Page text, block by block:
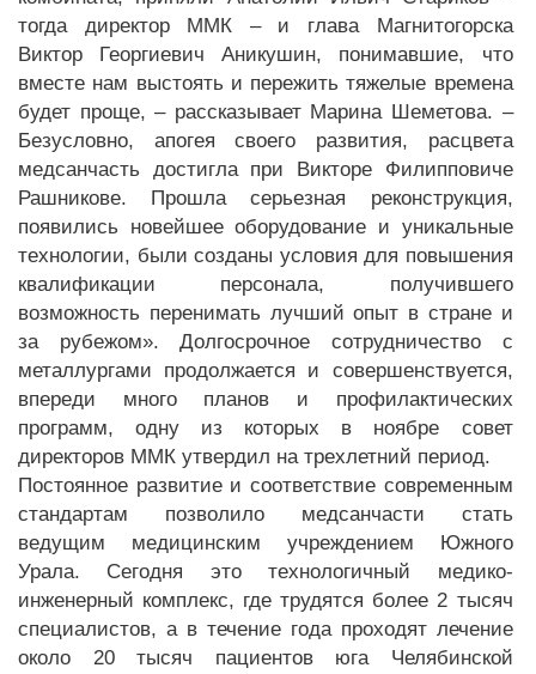
тогда директор ММК – и глава Магнитогорска
Виктор Георгиевич Аникушин, понимавшие, что
вместе нам выстоять и пережить тяжелые времена
будет проще, – рассказывает Марина Шеметова. –
Безусловно, апогея своего развития, расцвета
медсанчасть достигла при Викторе Филипповиче
Рашникове. Прошла серьезная реконструкция,
появились новейшее оборудование и уникальные
технологии, были созданы условия для повышения
квалификации персонала, получившего
возможность перенимать лучший опыт в стране и
за рубежом». Долгосрочное сотрудничество с
металлургами продолжается и совершенствуется,
впереди много планов и профилактических
программ, одну из которых в ноябре совет
директоров ММК утвердил на трехлетний период.
Постоянное развитие и соответствие современным
стандартам позволило медсанчасти стать
ведущим медицинским учреждением Южного
Урала. Сегодня это технологичный медико-
инженерный комплекс, где трудятся более 2 тысяч
специалистов, а в течение года проходят лечение
около 20 тысяч пациентов юга Челябинской